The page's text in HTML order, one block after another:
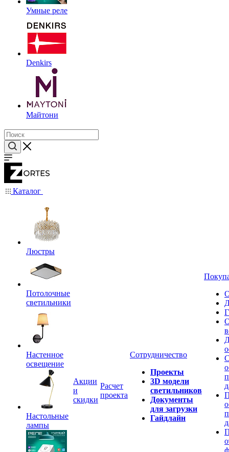
Умные реле
Denkirs
Майтони
Каталог
Люстры
Потолочные
светильники
Настенное
освещение
Настольные
лампы
Акции
и
скидки
Расчет
проекта
Сотрудничество
Проекты
3D модели
светильников
Документы
для загрузки
Гайдлайн